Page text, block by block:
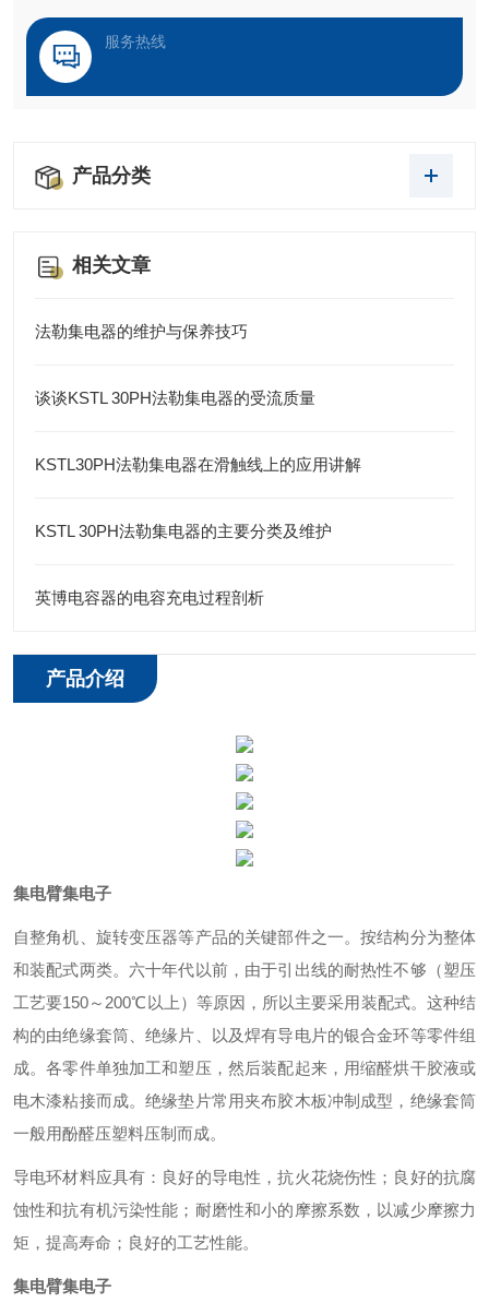
服务热线
产品分类
相关文章
法勒集电器的维护与保养技巧
谈谈KSTL 30PH法勒集电器的受流质量
KSTL30PH法勒集电器在滑触线上的应用讲解
KSTL 30PH法勒集电器的主要分类及维护
英博电容器的电容充电过程剖析
产品介绍
集电臂集电子
自整角机、旋转变压器等产品的关键部件之一。按结构分为整体
和装配式两类。六十年代以前，由于引出线的耐热性不够（塑压
工艺要150～200℃以上）等原因，所以主要采用装配式。这种结
构的由绝缘套筒、绝缘片、以及焊有导电片的银合金环等零件组
成。各零件单独加工和塑压，然后装配起来，用缩醛烘干胶液或
电木漆粘接而成。绝缘垫片常用夹布胶木板冲制成型，绝缘套筒
一般用酚醛压塑料压制而成。
导电环材料应具有：良好的导电性，抗火花烧伤性；良好的抗腐
蚀性和抗有机污染性能；耐磨性和小的摩擦系数，以减少摩擦力
矩，提高寿命；良好的工艺性能。
集电臂集电子